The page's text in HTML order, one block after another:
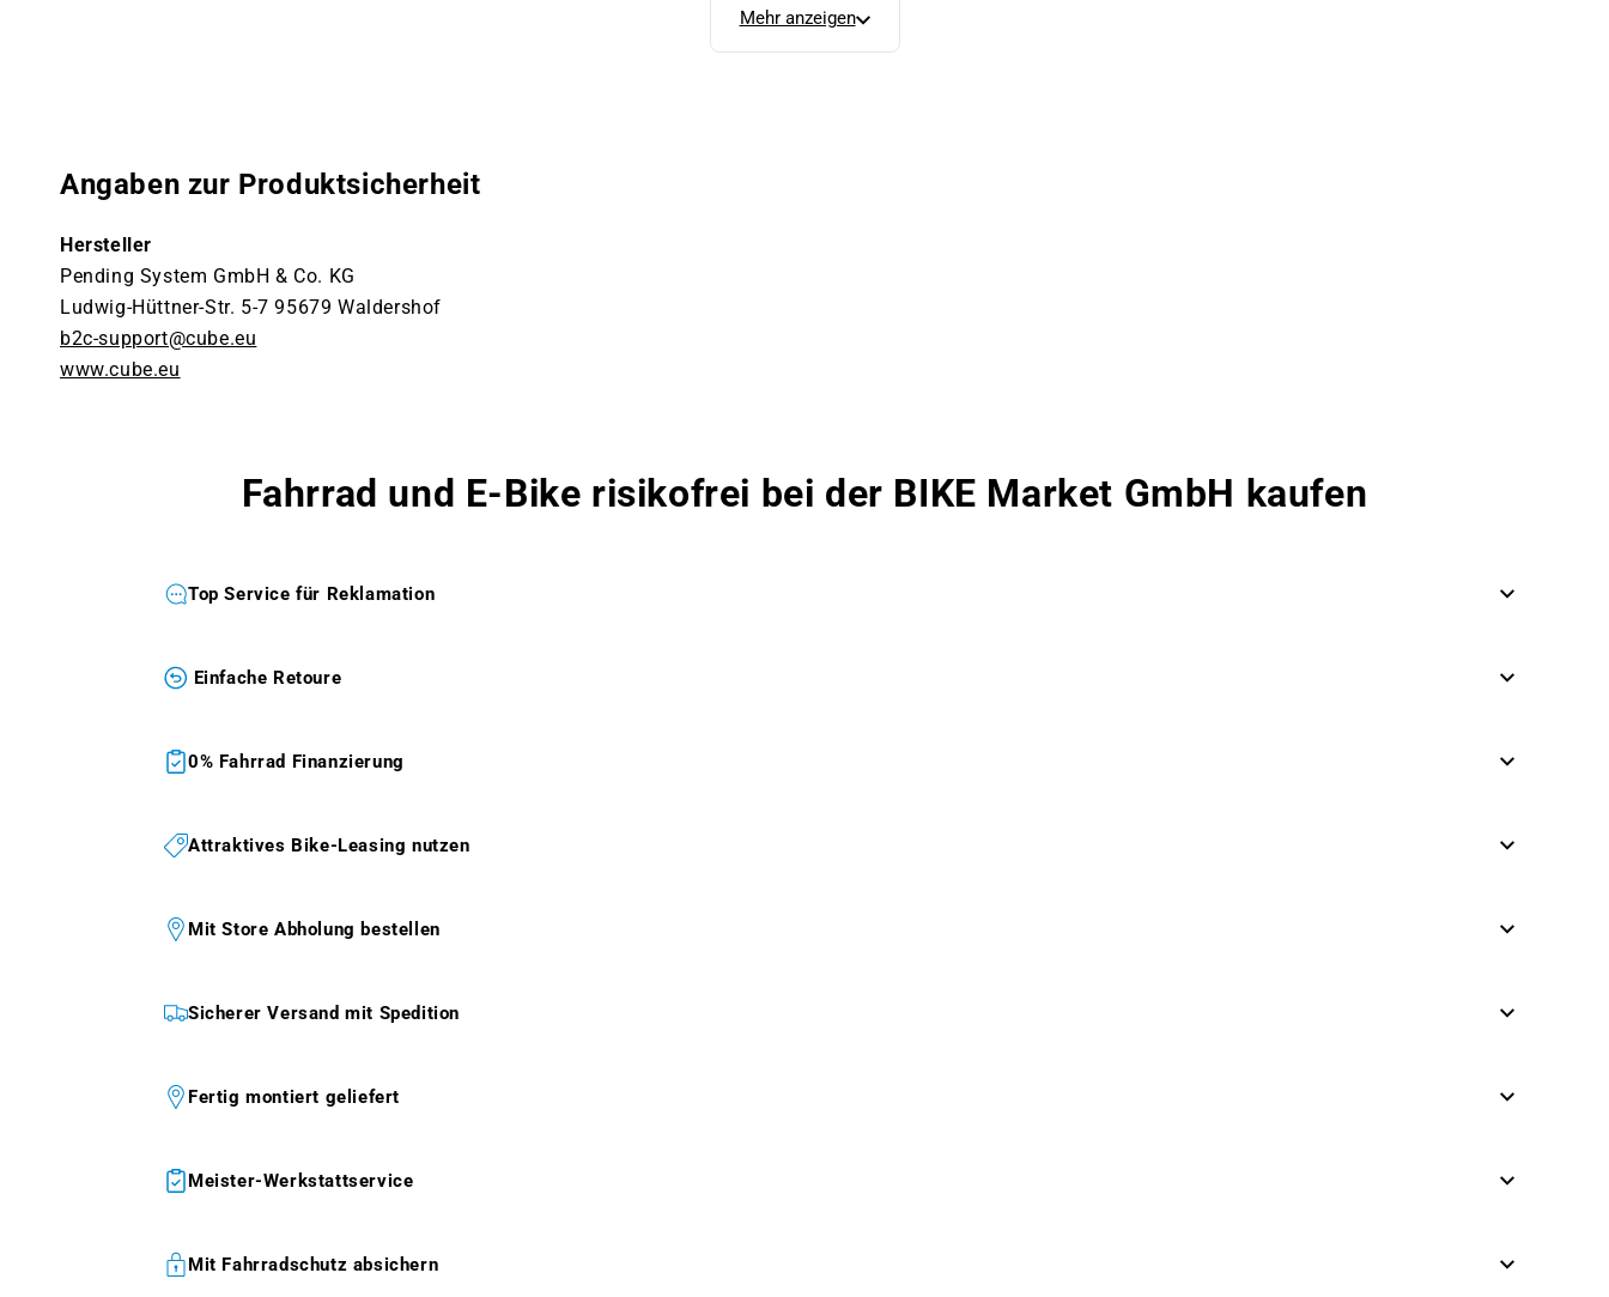
Mehr anzeigen
Angaben zur Produktsicherheit
Hersteller
Pending System GmbH & Co. KG
Ludwig-Hüttner-Str. 5-7 95679 Waldershof
b2c-support@cube.eu
www.cube.eu
Fahrrad und E-Bike risikofrei bei der BIKE Market GmbH kaufen
Top Service für Reklamation
Einfache Retoure
0% Fahrrad Finanzierung
Attraktives Bike-Leasing nutzen
Mit Store Abholung bestellen
Sicherer Versand mit Spedition
Fertig montiert geliefert
Meister-Werkstattservice
Mit Fahrradschutz absichern